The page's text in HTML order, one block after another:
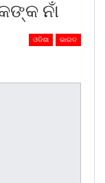
ନାଁ
ଓଡିଶା ଭାରତ